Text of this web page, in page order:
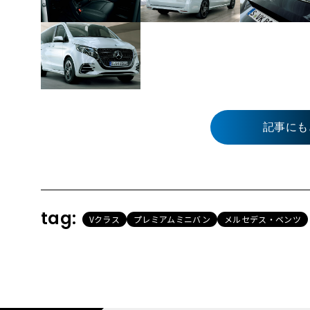
記事に
tag: Vクラス プレミアムミニバン メルセデス・ベンツ